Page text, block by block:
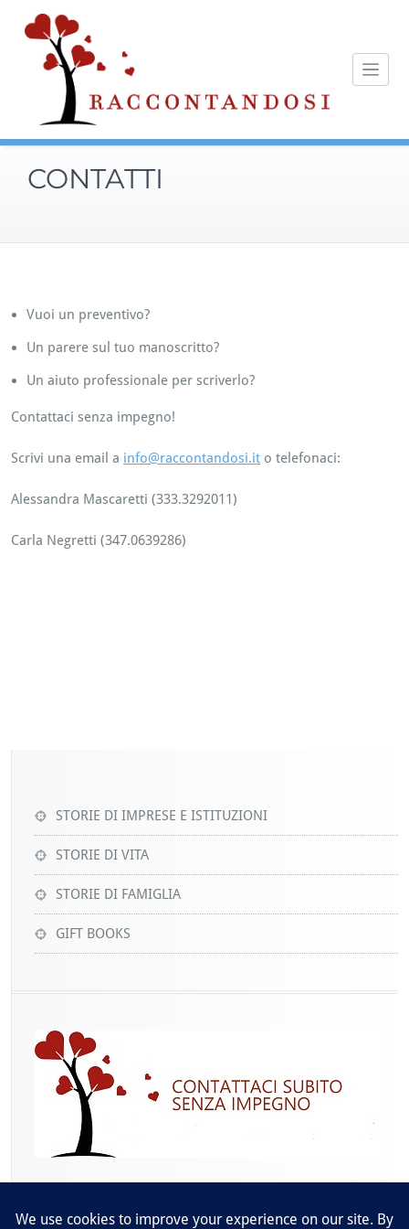
content
CONTATTI
Vuoi un preventivo?
Un parere sul tuo manoscritto?
Un aiuto professionale per scriverlo?
Contattaci senza impegno!
Scrivi una email a info@raccontandosi.it o telefonaci:
Alessandra Mascaretti (333.3292011)
Carla Negretti (347.0639286)
STORIE DI IMPRESE E ISTITUZIONI
STORIE DI VITA
STORIE DI FAMIGLIA
GIFT BOOKS